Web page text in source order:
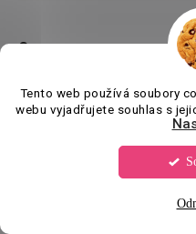
Tento web používá soubory
webu vyjadřujete souhlas s
C
12. Posledním krokem je,
Ustřihneme si kus šňůry,
druhým očkem, stáhneme
dospod potahu, abychom